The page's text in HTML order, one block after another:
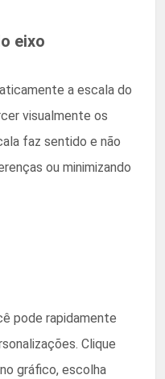
eixo
a escala do
visualmente os
faz sentido e não
ou minimizando
pode rapidamente
Clique
gráfico, escolha